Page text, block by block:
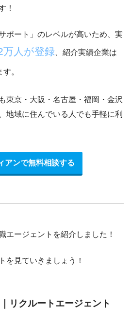
！
ポート」 のレベルが高いため、実
万人が登録 、紹介実績企業は
。
東京・大阪・名古屋・福岡・金沢
地域に住んでいる人でも手軽に利
アンで無料相談する
エージェントを紹介しました！
を見ていきましょう！
リクルートエージェント